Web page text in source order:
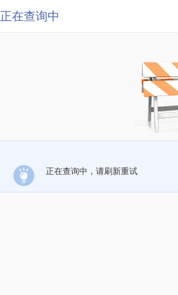
正在查询中
正在查询中，请刷新重试